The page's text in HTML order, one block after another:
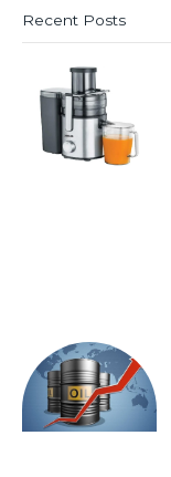
Recent Posts